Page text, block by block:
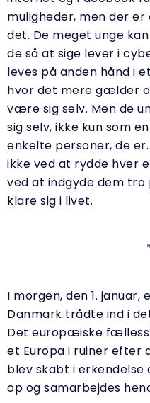
muligheder, men der
det. De meget unge
de så at sige lever i
leves på anden hånd i
hvor det mere gælder
være sig selv. Men de
sig selv, ikke kun som
enkelte personer, de
ikke ved at rydde hver
ved at indgyde dem tro
klare sig i livet.
I morgen, den 1.
Danmark trådte ind i
Det europæiske
et Europa i ruiner efter
blev skabt i erkendelse
op og samarbejdes